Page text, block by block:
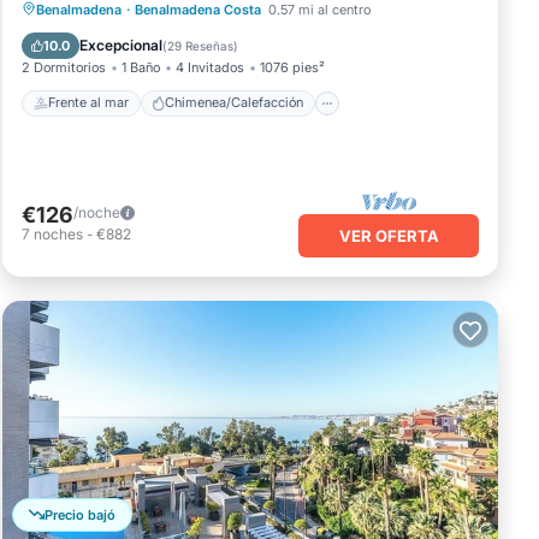
Benalmadena · Benalmadena Costa 0.57 mi al centro
10.0 Excepcional(29 Reseñas)
2 Dormitorios 1 Baño 4 Invitados 1076 pies²
Frente al mar Chimenea/Calefacción
Frente al mar
Chimenea/Calefacción
Piscina
Vista al mar
€126/noche
7 noches - €882 VER OFERTA
Precio bajó